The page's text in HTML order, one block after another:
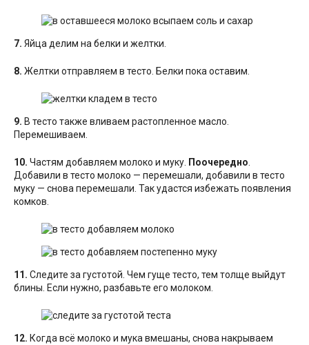
7. Яйца делим на белки и желтки.
8. Желтки отправляем в тесто. Белки пока оставим.
9. В тесто также вливаем растопленное масло.
Перемешиваем.
10. Частям добавляем молоко и муку. Поочередно
Добавили в тесто молоко — перемешали, добавили в тесто
муку — снова перемешали. Так удастся избежать появления
комков.
11. Следите за густотой. Чем гуще тесто, тем толще выйдут
блины. Если нужно, разбавьте его молоком.
12. Когда всё молоко и мука вмешаны, снова накрываем